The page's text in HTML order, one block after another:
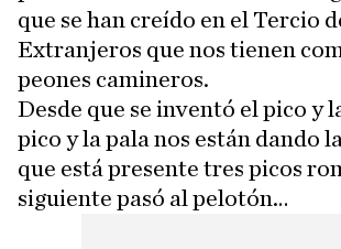
que se han creído en el Tercio
Extranjeros que nos tienen
peones camineros.
Desde que se inventó el pico y
pico y la pala nos están dando
que está presente tres picos
siguiente pasó al pelotón…